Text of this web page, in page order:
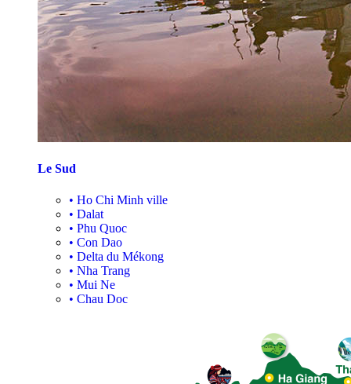
Le Sud
• Ho Chi Minh ville
• Dalat
• Phu Quoc
• Con Dao
• Delta du Mékong
• Nha Trang
• Mui Ne
• Chau Doc